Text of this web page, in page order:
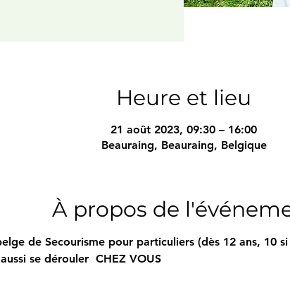
Heure et lieu
21 août 2023, 09:30 – 16:00
Beauraing, Beauraing, Belgique
À propos de
de Secourisme pour particuliers (dès 12 ans, 10
se dérouler  CHEZ VOUS